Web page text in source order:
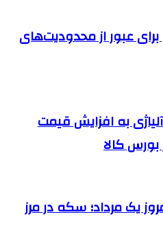
عبور از محدودیت‌های
به افزایش قیمت
کالا
یک مرداد؛ سکه در مرز